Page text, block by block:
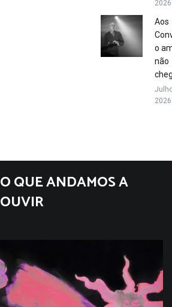
2026
Aos
o
não
2026
O QUE ANDAMOS A
OUVIR